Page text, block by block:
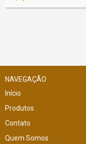
NAVEGAÇÃO
Início
Produtos
Contato
Quem Somos